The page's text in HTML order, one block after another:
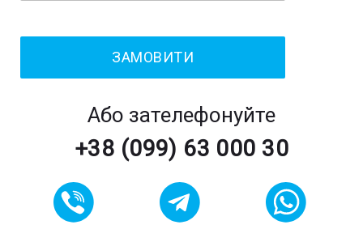
Або зателефонуйте
+38 (099) 63 000 30